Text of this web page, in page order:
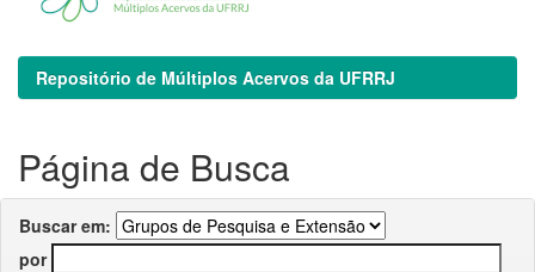
Repositório de Múltiplos Acervos da UFRRJ
Página de Busca
Buscar em:
por